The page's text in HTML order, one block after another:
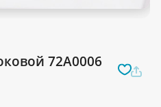
72A0006